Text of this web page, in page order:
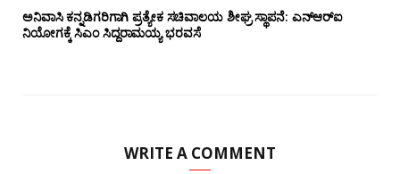
ಅನಿವಾಸಿ ಕನ್ನಡಿಗರಿಗಾಗಿ ಪ್ರತ್ಯೇಕ ಸಚಿವಾಲಯ ಶೀಘ್ರ ಸ್ಥಾಪನೆ: ಎನ್‌ಆರ್‌ಐ
ನಿಯೋಗಕ್ಕೆ ಸಿಎಂ ಸಿದ್ದರಾಮಯ್ಯ ಭರವಸೆ
WRITE A COMMENT